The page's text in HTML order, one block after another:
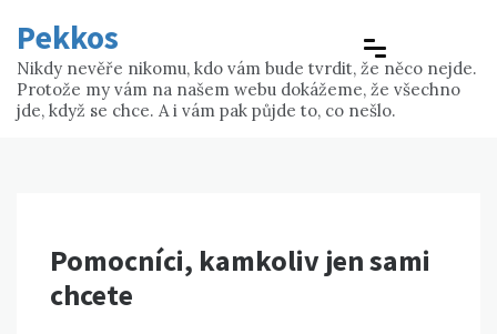
content
Pekkos
Nikdy nevěře nikomu, kdo vám bude tvrdit, že něco nejde.
Protože my vám na našem webu dokážeme, že všechno
jde, když se chce. A i vám pak půjde to, co nešlo.
Pomocníci, kamkoliv jen sami
chcete